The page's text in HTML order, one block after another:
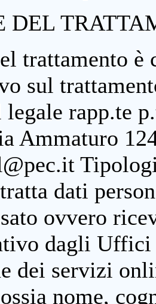
DEL
trattamento è
sul
legale rapp.te
Ammaturo
dati
ovvero
dagli
dei servizi
nome,